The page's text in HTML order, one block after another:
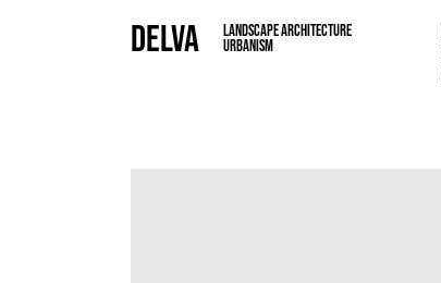
DELVA
LANDSCAPE ARCHITECTURE
URBANISM